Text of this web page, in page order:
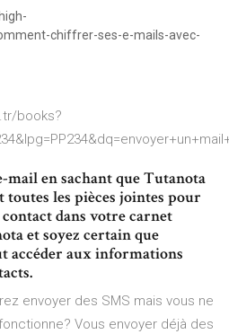
chiffrer-ses-e-mails-avec-
books?
en sachant que Tutanota
les pièces jointes pour
dans votre carnet
et soyez certain que
accéder aux informations
envoyer des SMS mais vous ne
Vous envoyer déjà des